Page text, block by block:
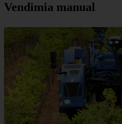
Vendimia manual